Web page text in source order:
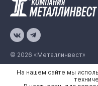
© 2026 «Металлинвест»
Политика
На нашем сайте мы